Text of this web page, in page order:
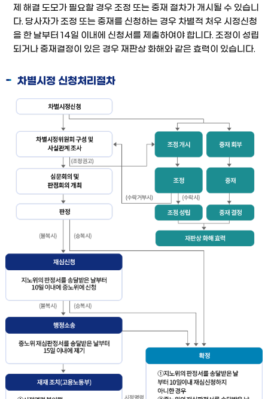
제 해결 도모가 필요할 경우 조정 또는 중재 절차가 개시될 수 있습니
다. 당사자가 조정 또는 중재를 신청하는 경우 차별적 처우 시정신청
을 한 날부터 14일 이내에 신청서를 제출하여야 합니다. 조정이 성립
되거나 중재결정이 있은 경우 재판상 화해와 같은 효력이 있습니다.
차별시정 신청처리절차